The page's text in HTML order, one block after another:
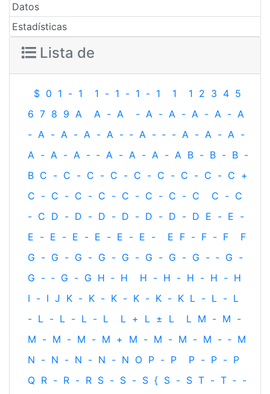
Datos
Estadísticas
Lista de
$ 0 1 - 1 1 - 1 - 1 - 1 1 1 2 3 4 5
6 7 8 9 A A - A - A - A - A - A - A
- A - A - A - A - ‐ A - ‐ - A - A - A -
A - A - A - ‐ A - A - A - A B - B - B -
B C - C - C - C - C - C - C - C - C +
C - C - C - C - C - C - C - C C - C
- C D - D - D - D - D - D - D E - E -
E - E - E - E - E - E - E F - F - F
F
G - G - G - G - G - G - G - G - ‐ G -
G - ‐ G - G H ‐ H H - H - H - H - H
I - I J K - K - K - K - K - K L - L - L
- L - L - L - L L + L ± L L M - M -
M - M - M - M + M - M - M - M - ‐ M
N - N - N - N - N O P - P P - P - P
Q R - R - R S - S - S { S - S T - T ‐ -